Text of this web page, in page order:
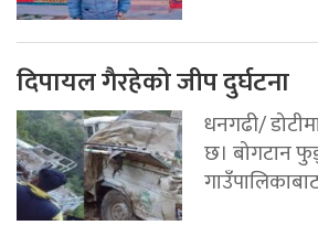
दिपायल गैरहेको जीप दुर्घटना
धनगढी/
छ। बोगटान